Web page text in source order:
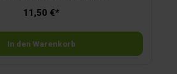
11,50 €*
In den Warenkorb